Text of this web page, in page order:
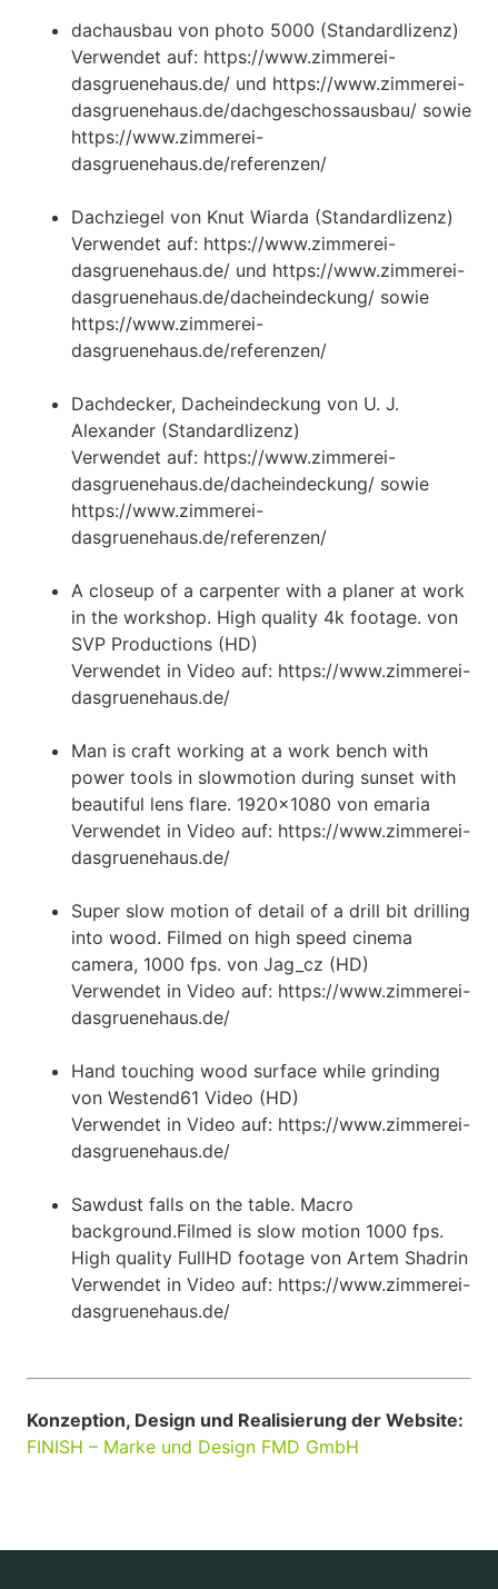
dachausbau von photo 5000 (Standardlizenz)
Verwendet auf: https://www.zimmerei-
dasgruenehaus.de/ und https://www.zimmerei-
dasgruenehaus.de/dachgeschossausbau/ sowie
https://www.zimmerei-
dasgruenehaus.de/referenzen/
Dachziegel von Knut Wiarda (Standardlizenz)
Verwendet auf: https://www.zimmerei-
dasgruenehaus.de/ und https://www.zimmerei-
dasgruenehaus.de/dacheindeckung/ sowie
https://www.zimmerei-
dasgruenehaus.de/referenzen/
Dachdecker, Dacheindeckung von U. J.
Alexander (Standardlizenz)
Verwendet auf: https://www.zimmerei-
dasgruenehaus.de/dacheindeckung/ sowie
https://www.zimmerei-
dasgruenehaus.de/referenzen/
A closeup of a carpenter with a planer at work
in the workshop. High quality 4k footage. von
SVP Productions (HD)
Verwendet in Video auf: https://www.zimmerei-
dasgruenehaus.de/
Man is craft working at a work bench with
power tools in slowmotion during sunset with
beautiful lens flare. 1920×1080 von emaria
Verwendet in Video auf: https://www.zimmerei-
dasgruenehaus.de/
Super slow motion of detail of a drill bit drilling
into wood. Filmed on high speed cinema
camera, 1000 fps. von Jag_cz (HD)
Verwendet in Video auf: https://www.zimmerei-
dasgruenehaus.de/
Hand touching wood surface while grinding
von Westend61 Video (HD)
Verwendet in Video auf: https://www.zimmerei-
dasgruenehaus.de/
Sawdust falls on the table. Macro
background.Filmed is slow motion 1000 fps.
High quality FullHD footage von Artem Shadrin
Verwendet in Video auf: https://www.zimmerei-
dasgruenehaus.de/
Konzeption, Design und Realisierung der Website:
FINISH – Marke und Design FMD GmbH